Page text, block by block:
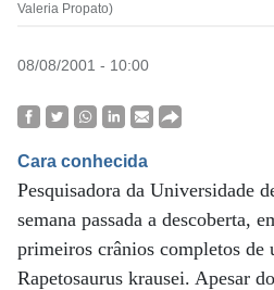
Valeria Propato)
08/08/2001 - 10:00
Cara conhecida
Pesquisadora da Universidade
semana passada a descoberta,
primeiros crânios completos de
Rapetosaurus krausei. Apesar